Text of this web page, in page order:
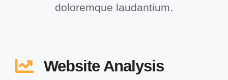
doloremque laudantium.
Website Analysis